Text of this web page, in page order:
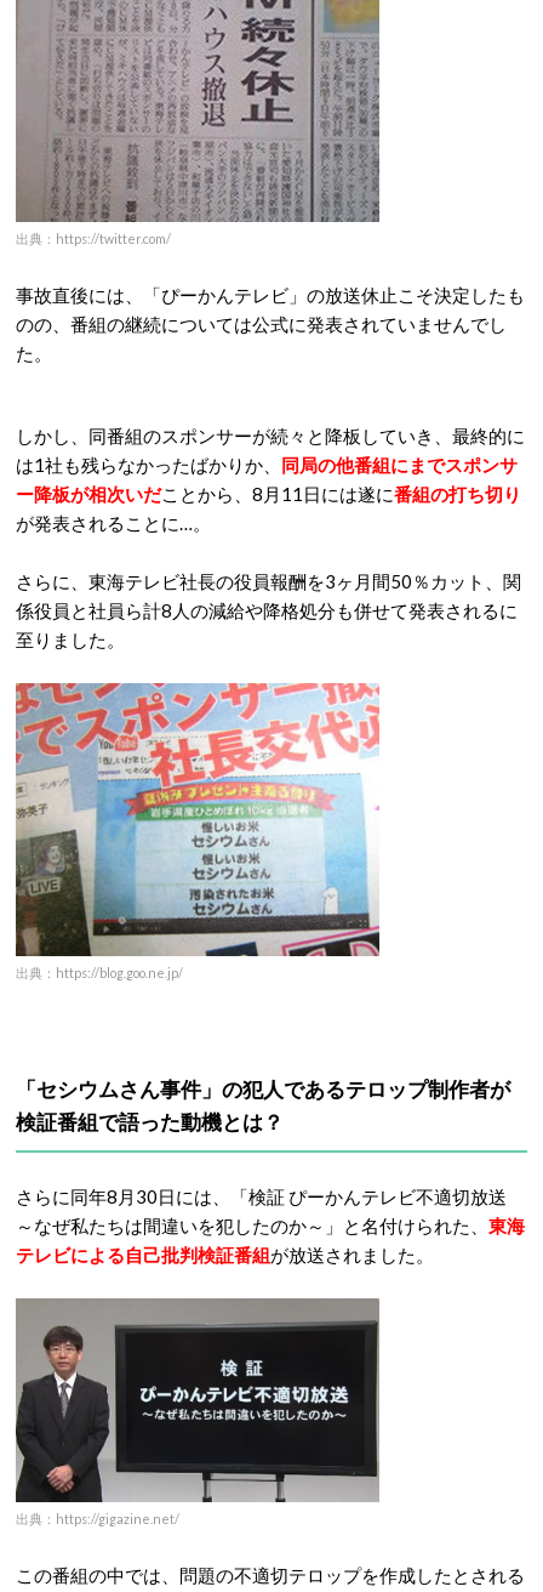
出典：https://twitter.com/
事故直後には、「ぴーかんテレビ」の放送休止こそ決定したも
のの、番組の継続については公式に発表されていませんでし
た。
しかし、同番組のスポンサーが続々と降板していき、最終的に
は1社も残らなかったばかりか、 同局の他番組にまでスポンサ
ー降板が相次いだことから、8月11日には遂に番組の打ち切り
が発表されることに…。
さらに、東海テレビ社長の役員報酬を3ヶ月間50％カット、関
係役員と社員ら計8人の減給や降格処分も併せて発表されるに
至りました。
出典：https://blog.goo.ne.jp/
「セシウムさん事件」の犯人であるテロップ制作者が
検証番組で語った動機とは？
さらに同年8月30日には、「検証 ぴーかんテレビ不適切放送
～なぜ私たちは間違いを犯したのか～」と名付けられた、 東海
テレビによる自己批判検証番組が放送されました。
出典：https://gigazine.net/
この番組の中では、問題の不適切テロップを作成したとされる